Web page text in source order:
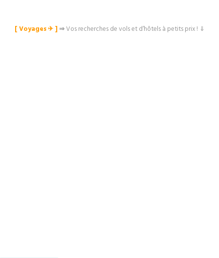
[ Voyages ✈︎ ]⇒Vos recherches de vols et d’hôtels à petits prix ! ⇓